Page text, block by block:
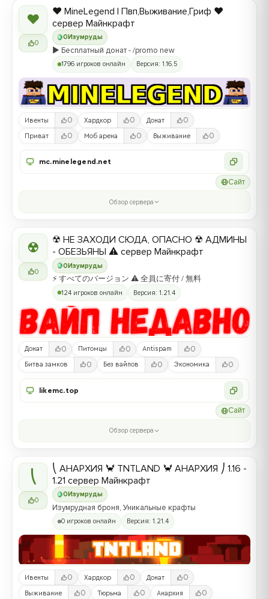
❤
0
0 Изумруды
❤️ MineLegend | Пвп,Выживание,Гриф ❤️
сервер Майнкрафт
▶️ Бесплатный донат - /promo new
1796 игроков онлайн Версия: 1.16.5
Ивенты 0 Хардкор 0 Донат 0
Приват 0 Моб арена 0 Выживание 0
mc.minelegend.net
Сайт
Обзор сервера
☢
0
0Изумруды
☢ НЕ ЗАХОДИ СЮДА, ОПАСНО ☢ АДМИНЫ
- ОБЕЗЬЯНЫ ⚠ сервер Майнкрафт
⚡ すべてのバージョン ⚠ 全員に寄付 / 無料
124 игроков онлайн Версия: 1.21.4
Донат 0 Питомцы 0 Antispam 0
Битва замков 0 Без вайпов 0 Экономика 0
likemc.top
Сайт
Обзор сервера
⎝
0
0 Изумруды
⎝ АНАРХИЯ 🦀 TNTLAND 🦀 АНАРХИЯ ⎠ 1.16 -
1.21 сервер Майнкрафт
Изумрудная броня, Уникальные крафты
0 игроков онлайн Версия: 1.21.4
Ивенты 0 Хардкор 0 Донат 0
Выживание 0 Тюрьма 0 Анархия 0